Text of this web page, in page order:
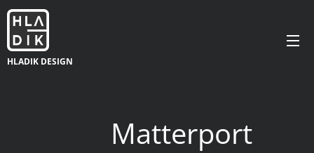
HLADIK DESIGN
Matterport